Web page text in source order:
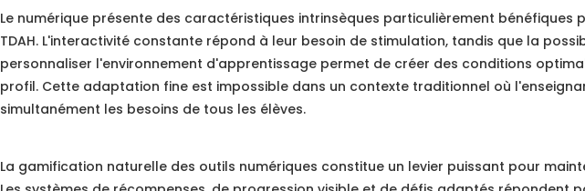
Le numérique présente des caractéristiques intrinsèques particulièrement bénéfiques
TDAH. L'interactivité constante répond à leur besoin de stimulation, tandis que la
personnaliser l'environnement d'apprentissage permet de créer des conditions
profil. Cette adaptation fine est impossible dans un contexte traditionnel où
simultanément les besoins de tous les élèves.
La gamification naturelle des outils numériques constitue un levier puissant pour